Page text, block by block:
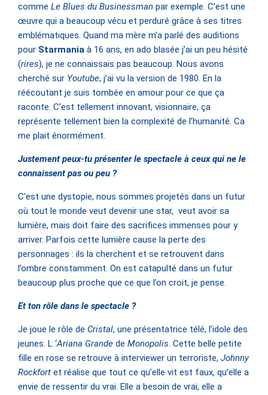
comme Le Blues du Businessman par exemple. C’est une
œuvre qui a beaucoup vécu et perduré grâce à ses titres
emblématiques. Quand ma mère m’a parlé des auditions
pour Starmania à 16 ans, en ado blasée j’ai un peu hésité
(rires), je ne connaissais pas beaucoup. Nous avons
cherché sur Youtube, j’ai vu la version de 1980. En la
réécoutant je suis tombée en amour pour ce que ça
raconte. C’est tellement innovant, visionnaire, ça
représente tellement bien la complexité de l’humanité. Ca
me plait énormément.
Justement peux-tu présenter le spectacle à ceux qui ne le
connaissent pas ou peu ?
C’est une dystopie, nous sommes projetés dans un futur
où tout le monde veut devenir une star, veut avoir sa
lumière, mais doit faire des sacrifices immenses pour y
arriver. Parfois cette lumière cause la perte des
personnages : ils la cherchent et se retrouvent dans
l’ombre constamment. On est catapulté dans un futur
beaucoup plus proche que ce que l’on croit, je pense.
Et ton rôle dans le spectacle ?
Je joue le rôle de Cristal, une présentatrice télé, l’idole des
jeunes. L ‘Ariana Grande de Monopolis. Cette belle petite
fille en rose se retrouve à interviewer un terroriste, Johnny
Rockfort et réalise que tout ce qu’elle vit est faux, qu’elle a
envie de ressentir du vrai. Elle a besoin de vrai, elle a